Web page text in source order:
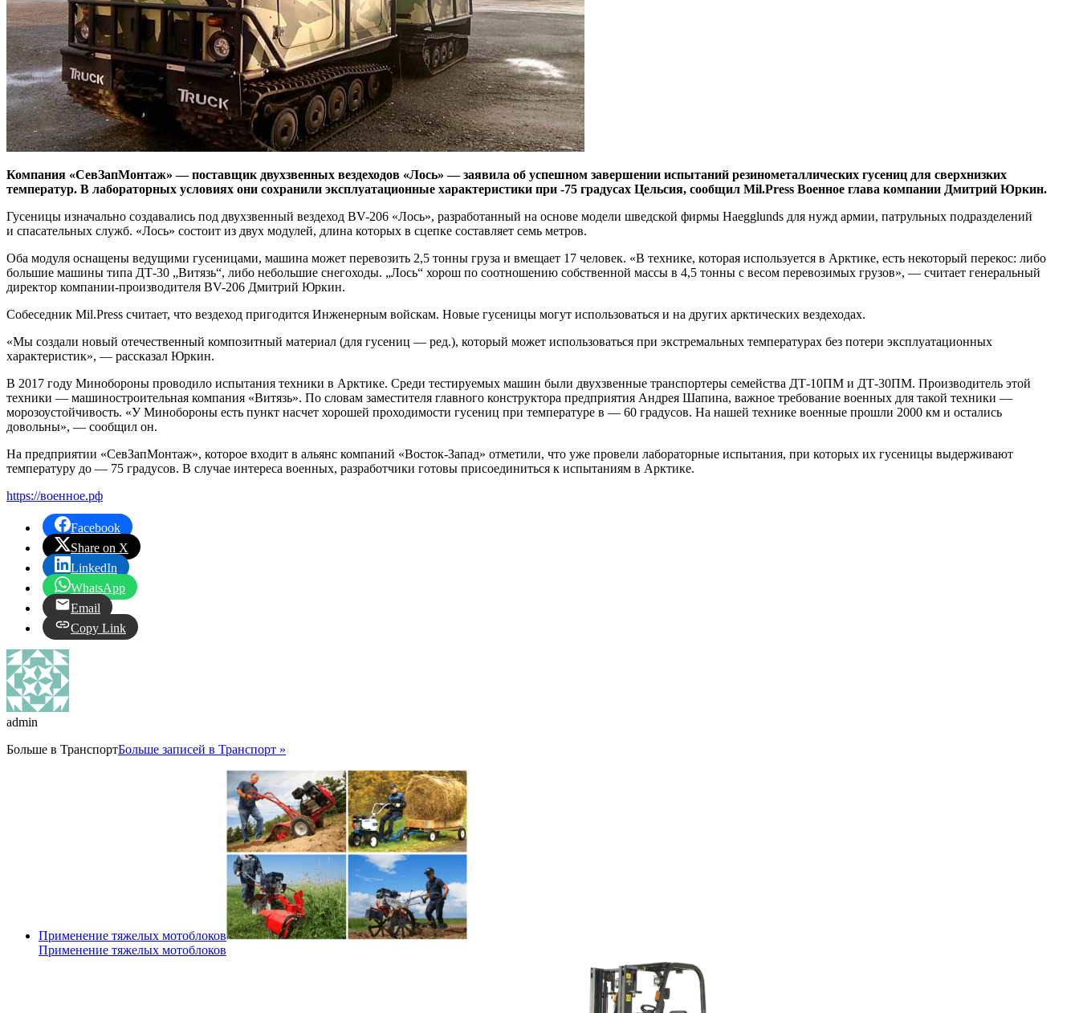
Компания «СевЗапМонтаж» — поставщик двухзвенных вездеходов «Лось» — заявила об успешном завершении испытаний резинометаллических гусениц для сверхнизких
температур. В лабораторных условиях они сохранили эксплуатационные характеристики при -75 градусах Цельсия, сообщил Mil.Press Военное глава компании Дмитрий Юркин.
Гусеницы изначально создавались под двухзвенный вездеход BV-206 «Лось», разработанный на основе модели шведской фирмы Haegglunds для нужд армии, патрульных подразделений
и спасательных служб. «Лось» состоит из двух модулей, длина которых в сцепке составляет семь метров.
Оба модуля оснащены ведущими гусеницами, машина может перевозить 2,5 тонны груза и вмещает 17 человек. «В технике, которая используется в Арктике, есть некоторый перекос: либо
большие машины типа ДТ-30 „Витязь“, либо небольшие снегоходы. „Лось“ хорош по соотношению собственной массы в 4,5 тонны с весом перевозимых грузов», — считает генеральный
директор компании-производителя BV-206 Дмитрий Юркин.
Собеседник Mil.Press считает, что вездеход пригодится Инженерным войскам. Новые гусеницы могут использоваться и на других арктических вездеходах.
«Мы создали новый отечественный композитный материал (для гусениц — ред.), который может использоваться при экстремальных температурах без потери эксплуатационных
характеристик», — рассказал Юркин.
В 2017 году Минобороны проводило испытания техники в Арктике. Среди тестируемых машин были двухзвенные транспортеры семейства ДТ-10ПМ и ДТ-30ПМ. Производитель этой
техники — машиностроительная компания «Витязь». По словам заместителя главного конструктора предприятия Андрея Шапина, важное требование военных для такой техники —
морозоустойчивость. «У Минобороны есть пункт насчет хорошей проходимости гусениц при температуре в — 60 градусов. На нашей технике военные прошли 2000 км и остались
довольны», — сообщил он.
На предприятии «СевЗапМонтаж», которое входит в альянс компаний «Восток-Запад» отметили, что уже провели лабораторные испытания, при которых их гусеницы выдерживают
температуру до — 75 градусов. В случае интереса военных, разработчики готовы присоединиться к испытаниям в Арктике.
https://военное.рф
Facebook
Share on X
LinkedIn
WhatsApp
Email
Copy Link
admin
Больше в ТранспортБольше записей в Транспорт »
Применение тяжелых мотоблоков
Применение тяжелых мотоблоков